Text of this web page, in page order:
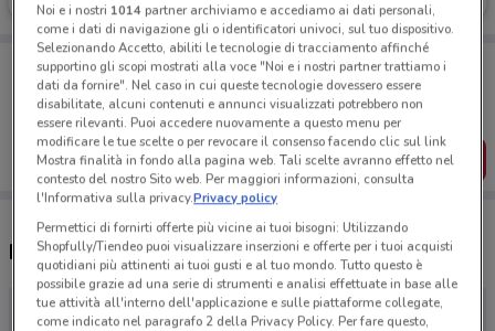
Porta DoveConviene sempre con te!
Puoi trovare le migliori offerte dei negozi vicino a te,
salvarle e creare la tua lista del risparmio, comodamente
dal tuo cellulare.
SCARICA L’APP
Negozi One Direct a Corato
Noi e i nostri 1014partner archiviamo e accediamo ai dati personali,
come i dati di navigazione gli o identificatori univoci, sul tuo dispositivo.
Selezionando Accetto, abiliti le tecnologie di tracciamento affinché
supportino gli scopi mostrati alla voce "Noi e i nostri partner trattiamo i
dati da fornire". Nel caso in cui queste tecnologie dovessero essere
disabilitate, alcuni contenuti e annunci visualizzati potrebbero non
essere rilevanti. Puoi accedere nuovamente a questo menu per
modificare le tue scelte o per revocare il consenso facendo clic sul link
Mostra finalità in fondo alla pagina web. Tali scelte avranno effetto nel
contesto del nostro Sito web. Per maggiori informazioni, consulta
l'Informativa sulla privacy.Privacy policy
Permettici di fornirti offerte più vicine ai tuoi bisogni: Utilizzando
Shopfully/Tiendeo puoi visualizzare inserzioni e offerte per i tuoi acquisti
quotidiani più attinenti ai tuoi gusti e al tuo mondo. Tutto questo è
possibile grazie ad una serie di strumenti e analisi effettuate in base alle
tue attività all'interno dell'applicazione e sulle piattaforme collegate,
come indicato nel paragrafo 2 della Privacy Policy. Per fare questo,